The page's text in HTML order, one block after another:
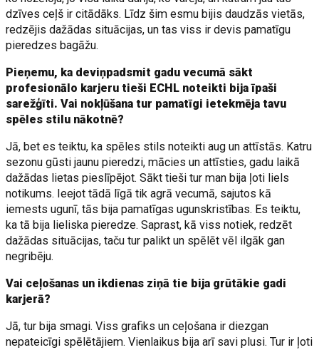
dzīves ceļš ir citādāks. Līdz šim esmu bijis daudzās vietās,
redzējis dažādas situācijas, un tas viss ir devis pamatīgu
pieredzes bagāžu.
Pieņemu, ka deviņpadsmit gadu vecumā sākt
profesionālo karjeru tieši ECHL noteikti bija īpaši
sarežģīti. Vai nokļūšana tur pamatīgi ietekmēja tavu
spēles stilu nākotnē?
Jā, bet es teiktu, ka spēles stils noteikti aug un attīstās. Katru
sezonu gūsti jaunu pieredzi, mācies un attīsties, gadu laikā
dažādas lietas pieslīpējot. Sākt tieši tur man bija ļoti liels
notikums. Ieejot tādā līgā tik agrā vecumā, sajutos kā
iemests ugunī, tās bija pamatīgas ugunskristības. Es teiktu,
ka tā bija lieliska pieredze. Saprast, kā viss notiek, redzēt
dažādas situācijas, taču tur palikt un spēlēt vēl ilgāk gan
negribēju.
Vai ceļošanas un ikdienas ziņā tie bija grūtākie gadi
karjerā?
Jā, tur bija smagi. Viss grafiks un ceļošana ir diezgan
nepateicīgi spēlētājiem. Vienlaikus bija arī savi plusi. Tur ir ļoti